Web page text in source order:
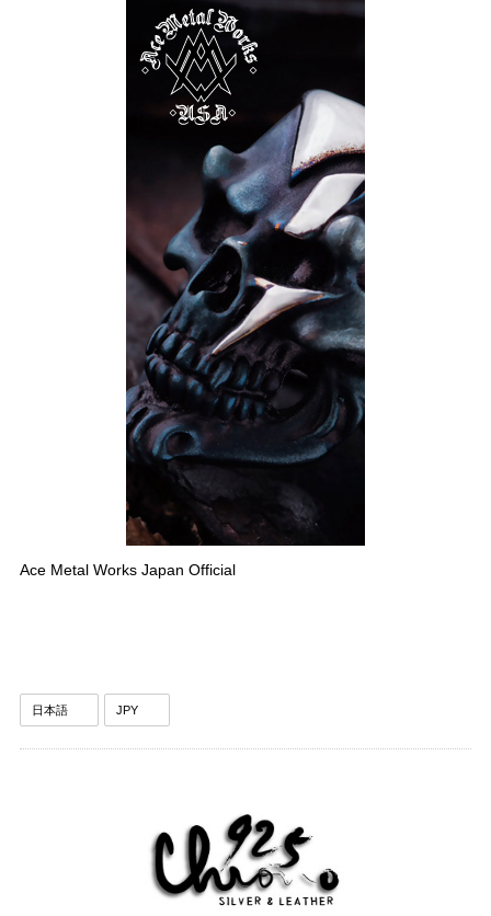
Ace Metal Works Japan Official